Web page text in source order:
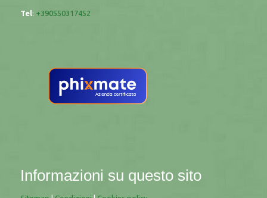
Tel: +390550317452
Informazioni su questo sito